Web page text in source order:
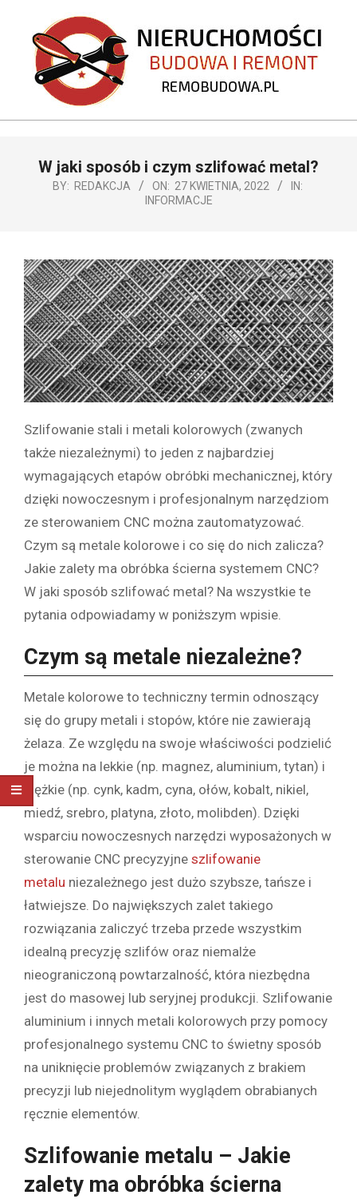
content
REMOBUDOWA.PL
NavigationW jaki sposób i czym szlifować metal?
BY: REDAKCJA ON: 27 KWIETNIA, 2022
IN:
INFORMACJE
Szlifowanie stali i metali kolorowych (zwanych
także niezależnymi) to jeden z najbardziej
wymagających etapów obróbki mechanicznej, który
dzięki nowoczesnym i profesjonalnym narzędziom
ze sterowaniem CNC można zautomatyzować.
Czym są metale kolorowe i co się do nich zalicza?
Jakie zalety ma obróbka ścierna systemem CNC?
W jaki sposób szlifować metal? Na wszystkie te
pytania odpowiadamy w poniższym wpisie.
Czym są metale niezależne?
Metale kolorowe to techniczny termin odnoszący
się do grupy metali i stopów, które nie zawierają
żelaza. Ze względu na swoje właściwości podzielić
je można na lekkie (np. magnez, aluminium, tytan) i
ciężkie (np. cynk, kadm, cyna, ołów, kobalt, nikiel,
miedź, srebro, platyna, złoto, molibden). Dzięki
wsparciu nowoczesnych narzędzi wyposażonych w
sterowanie CNC precyzyjne szlifowanie
metalu niezależnego jest dużo szybsze, tańsze i
łatwiejsze. Do największych zalet takiego
rozwiązania zaliczyć trzeba przede wszystkim
idealną precyzję szlifów oraz niemalże
nieograniczoną powtarzalność, która niezbędna
jest do masowej lub seryjnej produkcji. Szlifowanie
aluminium i innych metali kolorowych przy pomocy
profesjonalnego systemu CNC to świetny sposób
na uniknięcie problemów związanych z brakiem
precyzji lub niejednolitym wyglądem obrabianych
ręcznie elementów.
Szlifowanie metalu – Jakie
zalety ma obróbka ścierna